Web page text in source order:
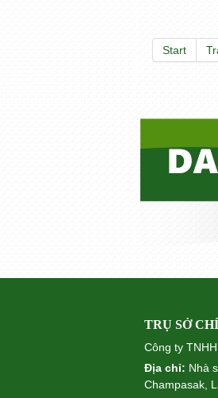
Start
TRỤ SỞ
Công ty
Địa chỉ: Nhà
Champasak,